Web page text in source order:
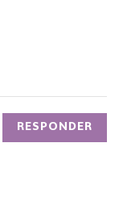
RESPONDER